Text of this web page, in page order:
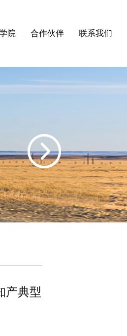
院 合作伙伴 联系我们
产典型